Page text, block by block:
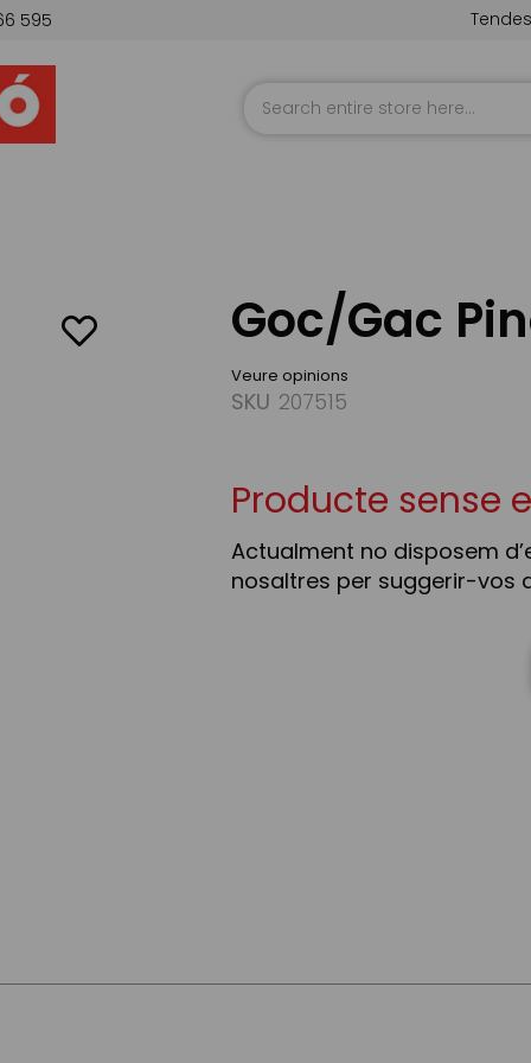
595 Tendes
Goc/Gac
Veure opinions
SKU 207515
Producte sense
Actualment no disposem
nosaltres per suggerir-vos